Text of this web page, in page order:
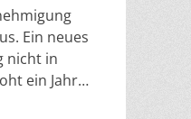
Ein neues
nicht in
ein Jahr,